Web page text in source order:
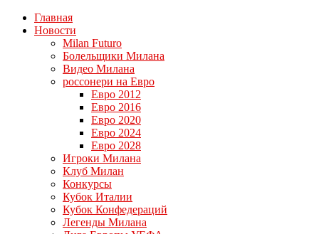
Главная
Новости
Milan Futuro
Болельщики Милана
Видео Милана
россонери на Евро
Евро 2012
Евро 2016
Евро 2020
Евро 2024
Евро 2028
Игроки Милана
Клуб Милан
Конкурсы
Кубок Италии
Кубок Конфедераций
Легенды Милана